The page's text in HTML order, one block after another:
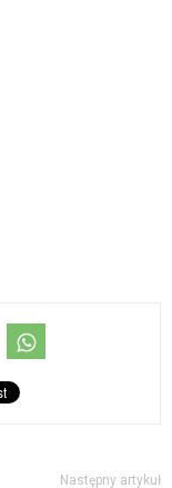
Następny artykuł